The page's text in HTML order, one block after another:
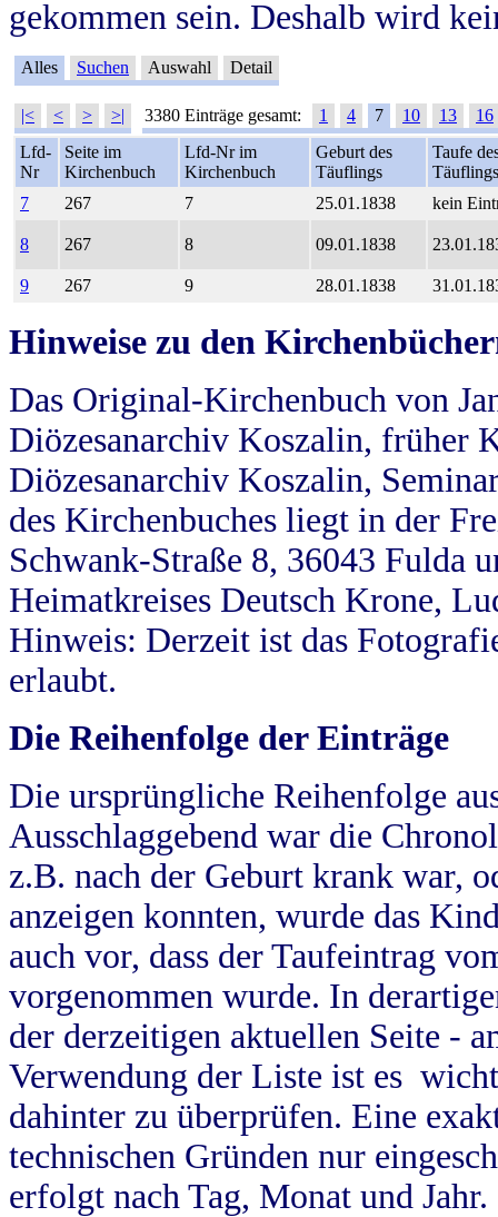
gekommen sein. Deshalb wird
Alles Suchen Auswahl Detail
|< < > >| 3380 Einträge gesamt: 1 4 7 10 13
16
Lfd-
Nr
Seite im
Kirchenbuch
Lfd-Nr im
Kirchenbuch
Geburt des
Täuflings
Taufe
Täuflings
7
267 7 25.01.1838 kein
8 267 8 09.01.1838
9 267 9 28.01.1838
Hinweise zu den
Das Original-Kirchenbuch von
Diözesanarchiv Koszalin, früher
Diözesanarchiv Koszalin,
des Kirchenbuches liegt in der
Schwank-Straße 8, 36043 Fulda
Heimatkreises Deutsch Krone,
Hinweis: Derzeit ist das
erlaubt.
Die Reihenfolge der Einträge
Die ursprüngliche Reihenfolge
Ausschlaggebend war die
z.B. nach der Geburt krank war,
anzeigen konnten, wurde das
auch vor, dass der Taufeintrag
vorgenommen wurde. In
der derzeitigen aktuellen Seite -
Verwendung der Liste ist es
dahinter zu überprüfen. Eine
technischen Gründen nur
erfolgt nach Tag, Monat und Jahr.